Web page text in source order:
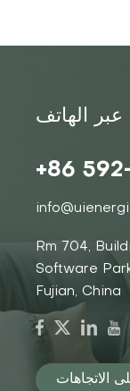
عبر الهاتف
+86
Rm 704,
Software
Fujian, China
الاتجاهات